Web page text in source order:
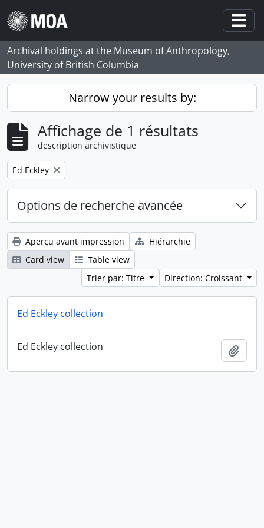
Skip to main content
Archival holdings at the Museum of Anthropology,
University of British Columbia
Narrow your results by:
Affichage de 1 résultats
description archivistique
Remove filter:
Ed Eckley
Options de recherche avancée
Aperçu avant impression
Hiérarchie
Card view
Table view
Trier par: Titre
Direction: Croissant
Ed Eckley collection
Ed Eckley collection